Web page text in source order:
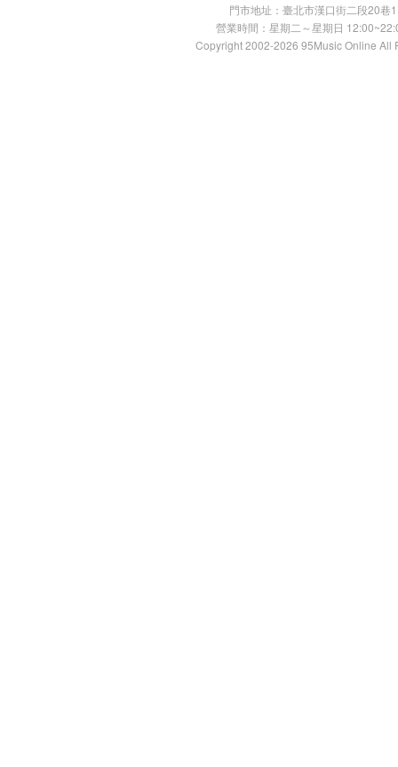
門市地址：臺北市漢口街二段20
營業時間：星期二～星期日
Copyright 2002-2026 95Music Online All